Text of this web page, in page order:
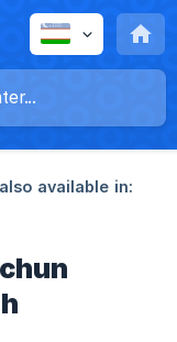
available in: